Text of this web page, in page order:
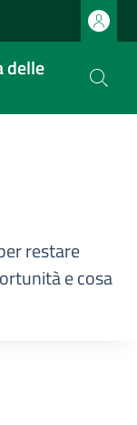
delle
restare
e cosa